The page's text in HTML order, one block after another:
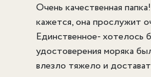
Очень качественная
кажется, она прослужит
Единственное- хотелось
удостоверения моряка
влезло тяжело и